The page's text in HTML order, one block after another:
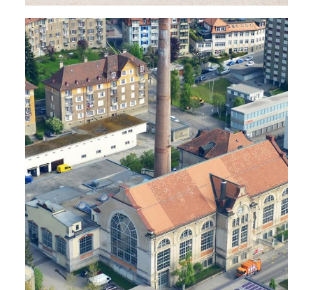
Lieux De Rassemblement, Industries - Halles,
Électricité, Sanitaire, Chauffage,
Rénovations - Transformations